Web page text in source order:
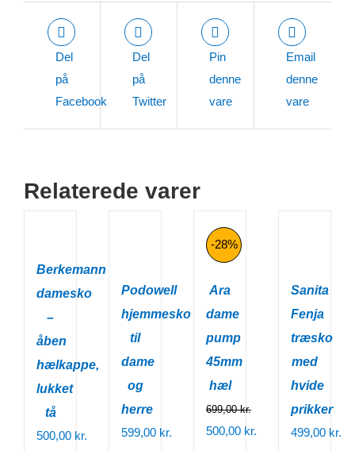
999,00 kr..
Del
på
Facebook
Del
på
Twitter
Pin
denne
vare
Email
denne
vare
Relaterede varer
Berkemann
damesko
–
åben
hælkappe,
lukket
tå
500,00 kr.
Podowell
hjemmesko
til
dame
og
herre
599,00 kr.
-28%
Ara
dame
pump
45mm
hæl
699,00kr.
Den
500,00 kr.
Sanita
Fenja
træsko
med
hvide
prikker
499,00 kr.